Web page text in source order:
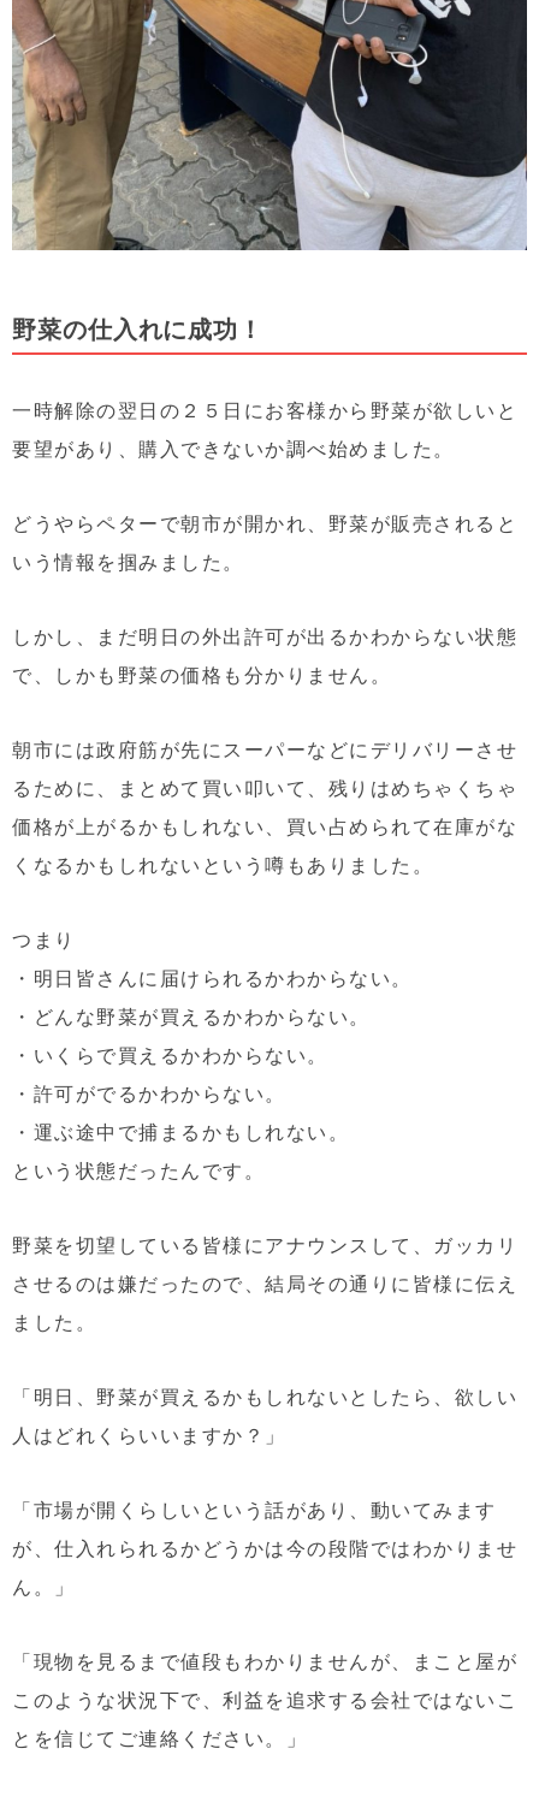
野菜の仕入れに成功！
一時解除の翌日の２５日にお客様から野菜が欲しいと
要望があり、購入できないか調べ始めました。
どうやらペターで朝市が開かれ、野菜が販売されると
いう情報を掴みました。
しかし、まだ明日の外出許可が出るかわからない状態
で、しかも野菜の価格も分かりません。
朝市には政府筋が先にスーパーなどにデリバリーさせ
るために、まとめて買い叩いて、残りはめちゃくちゃ
価格が上がるかもしれない、買い占められて在庫がな
くなるかもしれないという噂もありました。
つまり
・明日皆さんに届けられるかわからない。
・どんな野菜が買えるかわからない。
・いくらで買えるかわからない。
・許可がでるかわからない。
・運ぶ途中で捕まるかもしれない。
という状態だったんです。
野菜を切望している皆様にアナウンスして、ガッカリ
させるのは嫌だったので、結局その通りに皆様に伝え
ました。
「明日、野菜が買えるかもしれないとしたら、欲しい
人はどれくらいいますか？」
「市場が開くらしいという話があり、動いてみます
が、仕入れられるかどうかは今の段階ではわかりませ
ん。」
「現物を見るまで値段もわかりませんが、まこと屋が
このような状況下で、利益を追求する会社ではないこ
とを信じてご連絡ください。」